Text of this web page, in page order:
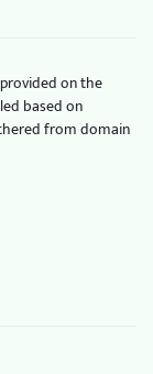
on the
based on
from domain